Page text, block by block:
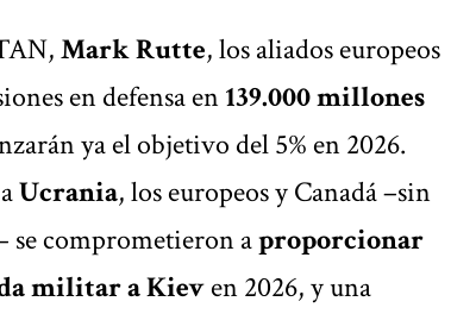
Mark Rutte, los aliados europeos
en defensa en139.000 millones
ya el objetivo del 5% en 2026.
Ucrania, los europeos y Canadá –sin
se comprometieron aproporcionar
militar a Kieven 2026, y una